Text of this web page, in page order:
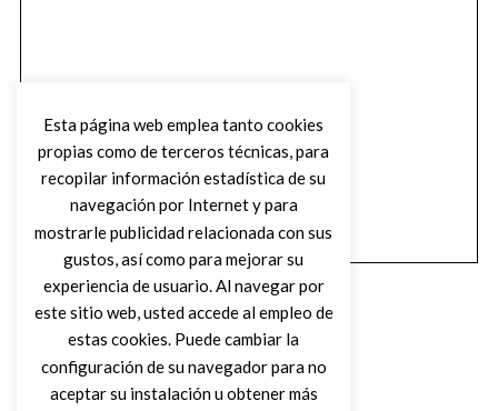
Esta página web emplea tanto cookies
propias como de terceros técnicas, para
recopilar información estadística de su
navegación por Internet y para
mostrarle publicidad relacionada con sus
gustos, así como para mejorar su
experiencia de usuario. Al navegar por
este sitio web, usted accede al empleo de
estas cookies. Puede cambiar la
configuración de su navegador para no
aceptar su instalación u obtener más